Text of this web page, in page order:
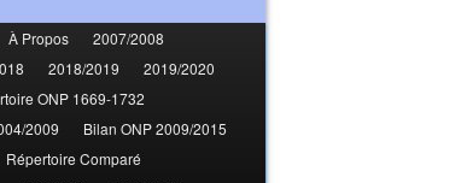
À Propos
2007/2008
2018/2019
2019/2020
ONP 1669-1732
2009
Bilan ONP 2009/2015
Répertoire Comparé